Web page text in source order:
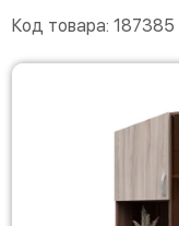
Код товара: 187385